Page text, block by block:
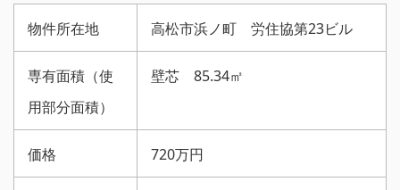
物件所在地 高松市浜ノ町 労住協第23ビル
専有面積（使
用部分面積）
壁芯 85.34㎡
価格 720万円